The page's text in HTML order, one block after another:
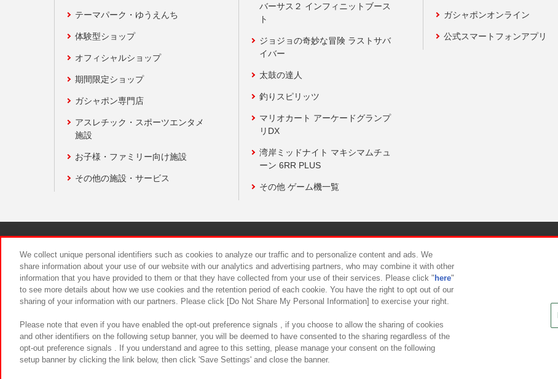
テーマパーク・ゆうえんち
体験型ショップ
オフィシャルショップ
期間限定ショップ
ガシャポン専門店
アスレチック・スポーツエンタメ
施設
お子様・ファミリー向け施設
その他の施設・サービス
バーサス２ インフィニットブース
ト
ジョジョの奇妙な冒険 ラストサバ
イバー
太鼓の達人
釣りスピリッツ
マリオカート アーケードグランプ
リDX
湾岸ミッドナイト マキシマムチュ
ーン 6RR PLUS
その他 ゲーム機一覧
ガシャポンオンライン
公式スマートフォンアプリ
食品のご提供について カスタマーハラスメント対応方針
We collect unique personal identifiers such as cookies to analyze our traffic and to personalize content and ads. We
share information about your use of our website with our analytics and advertising partners, who may combine it with other
information that you have provided to them or that they have collected from your use of their services. Please click " here"
to see more details about how we use cookies and the retention period of each cookie. You have the right to opt out of our
sharing of your information with our partners. Please click [Do Not Share My Personal Information] to exercise your right.
Please note that even if you have enabled the opt-out preference signals , if you choose to allow the sharing of cookies
and other identifiers on the following setup banner, you will be deemed to have consented to the sharing regardless of the
opt-out preference signals . If you understand and agree to this setting, please manage your consent on the following
setup banner by clicking the link below, then click 'Save Settings' and close the banner.